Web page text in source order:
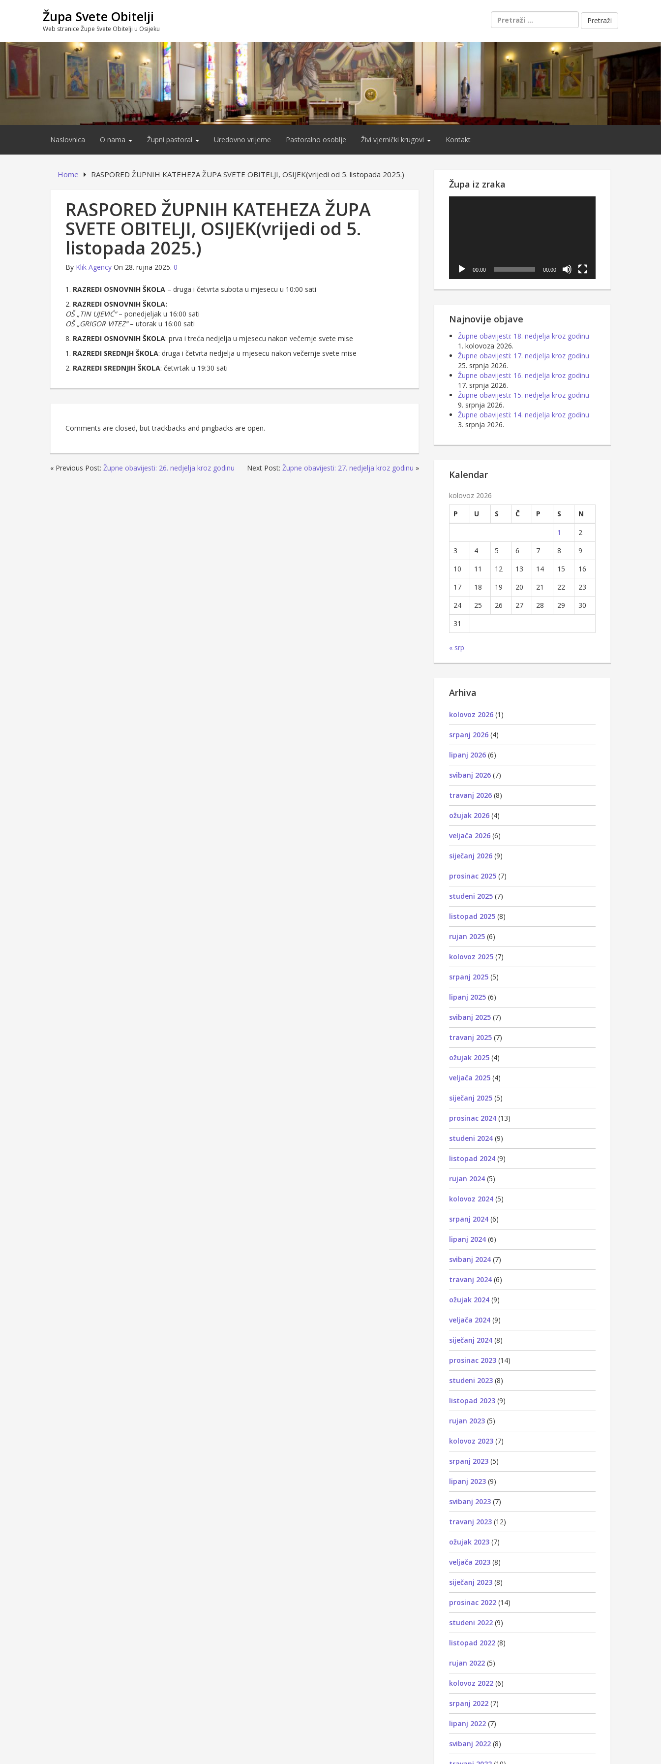
Župa Svete Obitelji
Web stranice Župe Svete Obitelji u Osijeku
Pretraži:
Naslovnica O nama Župni pastoral Uredovno vrijeme Pastoralno osoblje Živi vjernički krugovi Kontakt
Home RASPORED ŽUPNIH KATEHEZA ŽUPA SVETE OBITELJI, OSIJEK(vrijedi od 5. listopada 2025.)
RASPORED ŽUPNIH KATEHEZA ŽUPA
SVETE OBITELJI, OSIJEK(vrijedi od 5.
listopada 2025.)
By Klik Agency On 28. rujna 2025. 0
1. RAZREDI OSNOVNIH ŠKOLA – druga i četvrta subota u mjesecu u 10:00 sati
2. RAZREDI OSNOVNIH ŠKOLA:
OŠ „TIN UJEVIĆ“– ponedjeljak u 16:00 sati
OŠ „GRIGOR VITEZ“– utorak u 16:00 sati
8. RAZREDI OSNOVNIH ŠKOLA: prva i treća nedjelja u mjesecu nakon večernje svete mise
1. RAZREDI SREDNJH ŠKOLA: druga i četvrta nedjelja u mjesecu nakon večernje svete mise
2. RAZREDI SREDNJIH ŠKOLA: četvrtak u 19:30 sati
Comments are closed, but trackbacks and pingbacks are open.
« Previous Post: Župne obavijesti: 26. nedjelja kroz godinu Next Post: Župne obavijesti: 27. nedjelja kroz godinu »
Župa iz zraka
00:00 00:00
Najnovije objave
Župne obavijesti: 18. nedjelja kroz godinu
1. kolovoza 2026.
Župne obavijesti: 17. nedjelja kroz godinu
25. srpnja 2026.
Župne obavijesti: 16. nedjelja kroz godinu
17. srpnja 2026.
Župne obavijesti: 15. nedjelja kroz godinu
9. srpnja 2026.
Župne obavijesti: 14. nedjelja kroz godinu
3. srpnja 2026.
Kalendar
kolovoz 2026
P
U S Č P S
N
1
2
3
4 5 6 7 8
9
10
11 12 13 14 15
16
17
18 19 20 21 22
23
24
25 26 27 28 29
30
31
« srp
Arhiva
kolovoz 2026 (1)
srpanj 2026 (4)
lipanj 2026 (6)
svibanj 2026 (7)
travanj 2026 (8)
ožujak 2026 (4)
veljača 2026 (6)
siječanj 2026 (9)
prosinac 2025 (7)
studeni 2025 (7)
listopad 2025 (8)
rujan 2025 (6)
kolovoz 2025 (7)
srpanj 2025 (5)
lipanj 2025 (6)
svibanj 2025 (7)
travanj 2025 (7)
ožujak 2025 (4)
veljača 2025 (4)
siječanj 2025 (5)
prosinac 2024 (13)
studeni 2024 (9)
listopad 2024 (9)
rujan 2024 (5)
kolovoz 2024 (5)
srpanj 2024 (6)
lipanj 2024 (6)
svibanj 2024 (7)
travanj 2024 (6)
ožujak 2024 (9)
veljača 2024 (9)
siječanj 2024 (8)
prosinac 2023 (14)
studeni 2023 (8)
listopad 2023 (9)
rujan 2023 (5)
kolovoz 2023 (7)
srpanj 2023 (5)
lipanj 2023 (9)
svibanj 2023 (7)
travanj 2023 (12)
ožujak 2023 (7)
veljača 2023 (8)
siječanj 2023 (8)
prosinac 2022 (14)
studeni 2022 (9)
listopad 2022 (8)
rujan 2022 (5)
kolovoz 2022 (6)
srpanj 2022 (7)
lipanj 2022 (7)
svibanj 2022 (8)